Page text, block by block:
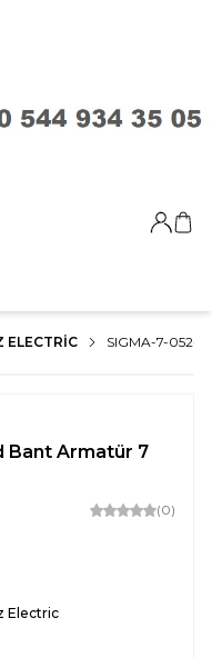
Giriş
ELECTRIC SIGMA-7-052-
Bant Armatür 7
(0)
Electric